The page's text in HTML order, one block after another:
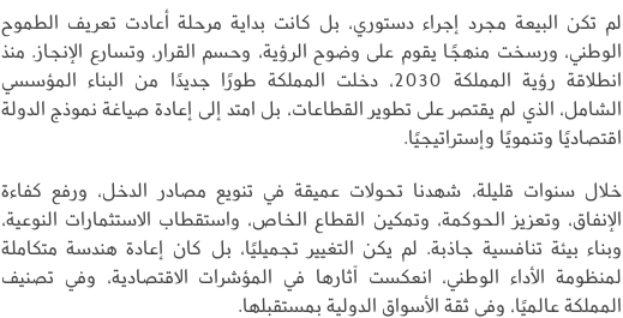
لم تكن البيعة مجرد إجراء دستوري، بل كانت بداية مرحلة أعادت تعريف الطموح
الوطني، ورسخت منهجًا يقوم على وضوح الرؤية، وحسم القرار، وتسارع الإنجاز. منذ
انطلاقة رؤية المملكة 2030، دخلت المملكة طورًا جديدًا من البناء المؤسسي
الشامل، الذي لم يقتصر على تطوير القطاعات، بل امتد إلى إعادة صياغة نموذج الدولة
اقتصاديًا وتنمويًا وإستراتيجيًا.
خلال سنوات قليلة، شهدنا تحولات عميقة في تنويع مصادر الدخل، ورفع كفاءة
الإنفاق، وتعزيز الحوكمة، وتمكين القطاع الخاص، واستقطاب الاستثمارات النوعية،
وبناء بيئة تنافسية جاذبة. لم يكن التغيير تجميليًا، بل كان إعادة هندسة متكاملة
لمنظومة الأداء الوطني، انعكست آثارها في المؤشرات الاقتصادية، وفي تصنيف
المملكة عالميًا، وفي ثقة الأسواق الدولية بمستقبلها.